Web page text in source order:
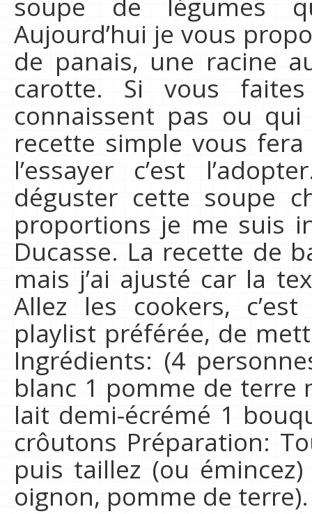
Aujourd’hui je vous
de panais, une racine
carotte. Si vous
connaissent pas ou
recette simple vous fera
l’essayer c’est
déguster cette soupe
proportions je me suis
Ducasse. La recette de
mais j’ai ajusté car la
Allez les cookers,
playlist préférée, de
Ingrédients: (4
blanc 1 pomme de terre
lait demi-écrémé 1
crôutons Préparation:
puis taillez (ou
oignon, pomme de